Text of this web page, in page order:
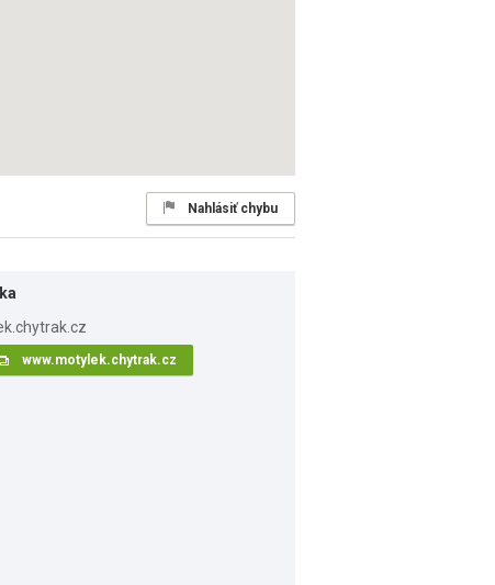
Nahlásiť chybu
www.motylek.chytrak.cz